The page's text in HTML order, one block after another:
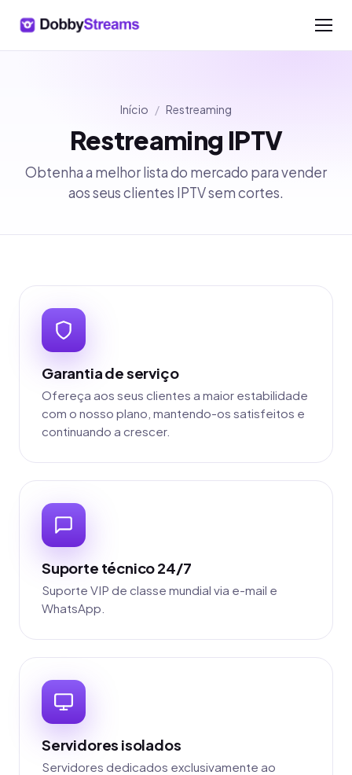
Início / Restreaming
Restreaming IPTV
Obtenha a melhor lista do mercado para vender
aos seus clientes IPTV sem cortes.
Garantia de serviço
Ofereça aos seus clientes a maior estabilidade
com o nosso plano, mantendo-os satisfeitos e
continuando a crescer.
Suporte técnico 24/7
Suporte VIP de classe mundial via e-mail e
WhatsApp.
Servidores isolados
Servidores dedicados exclusivamente ao